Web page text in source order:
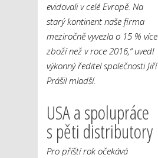
evidovali v celé Evropě. Na
starý kontinent naše firma
meziročně vyvezla o 15 % více
zboží než v roce 2016,“uvedl
výkonný ředitel společnosti Jiří
Prášil mladší.
USA a spolupráce
s pěti distributory
Pro příští rok očekává